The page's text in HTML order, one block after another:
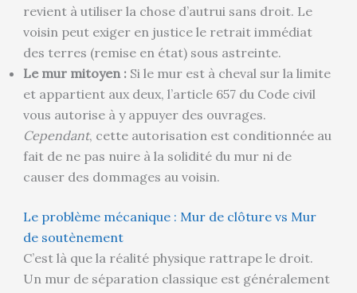
revient à utiliser la chose d’autrui sans droit. Le
voisin peut exiger en justice le retrait immédiat
des terres (remise en état) sous astreinte.
Le mur mitoyen :Si le mur est à cheval sur la limite
et appartient aux deux, l’article 657 du Code civil
vous autorise à y appuyer des ouvrages.
Cependant, cette autorisation est conditionnée au
fait de ne pas nuire à la solidité du mur ni de
causer des dommages au voisin.
Le problème mécanique : Mur de clôture vs Mur
de soutènement
C’est là que la réalité physique rattrape le droit.
Un mur de séparation classique est généralement